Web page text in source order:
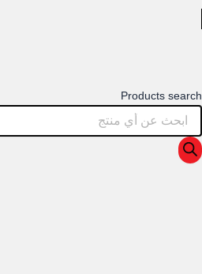
Products search